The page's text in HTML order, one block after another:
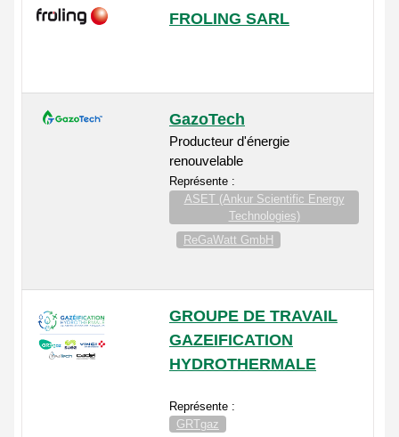
FROLING SARL
GazoTech
Producteur d'énergie
renouvelable
Représente :
ASET (Ankur Scientific Energy
Technologies)
ReGaWatt GmbH
GROUPE DE TRAVAIL
GAZEIFICATION
HYDROTHERMALE
Représente :
GRTgaz